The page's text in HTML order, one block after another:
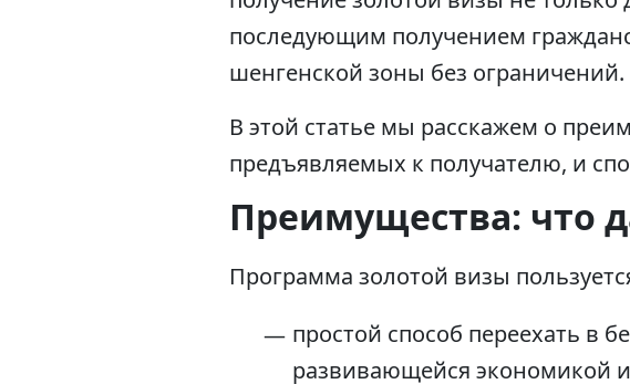
последующим получением
шенгенской зоны без ограничений.
В этой статье мы расскажем о
предъявляемых к получателю, и
Преимущества: что
Программа золотой визы
простой способ переехать в
развивающейся экономикой